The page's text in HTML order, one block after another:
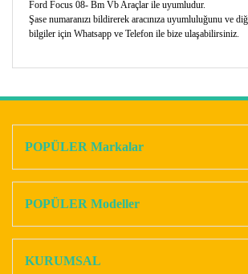
Ford Focus 08- Bm Vb Araçlar ile uyumludur.
Şase numaranızı bildirerek aracınıza uyumluluğunu ve
bilgiler için Whatsapp ve Telefon ile bize ulaşabilirsiniz.
Ürün açıklamasında eksik bilgiler bulunuyor.
Bu ürüne benzer farklı alternatifler olmalı.
POPÜLER Markalar
POPÜLER Modeller
KURUMSAL